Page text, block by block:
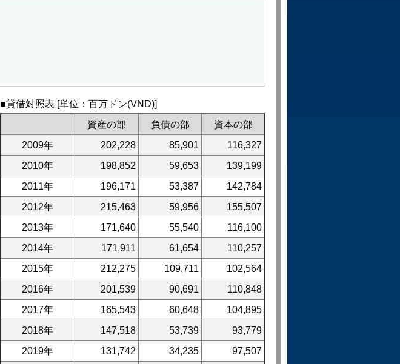
■貸借対照表 [単位：百万ドン(VND)]
資産の部
負債の部
資本の部
2009年
202,228 85,901
116,327
2010年
198,852 59,653
139,199
2011年
196,171 53,387
142,784
2012年
215,463 59,956
155,507
2013年
171,640 55,540
116,100
2014年
171,911 61,654
110,257
2015年
212,275 109,711
102,564
2016年
201,539 90,691
110,848
2017年
165,543 60,648
104,895
2018年
147,518 53,739
93,779
2019年
131,742 34,235
97,507